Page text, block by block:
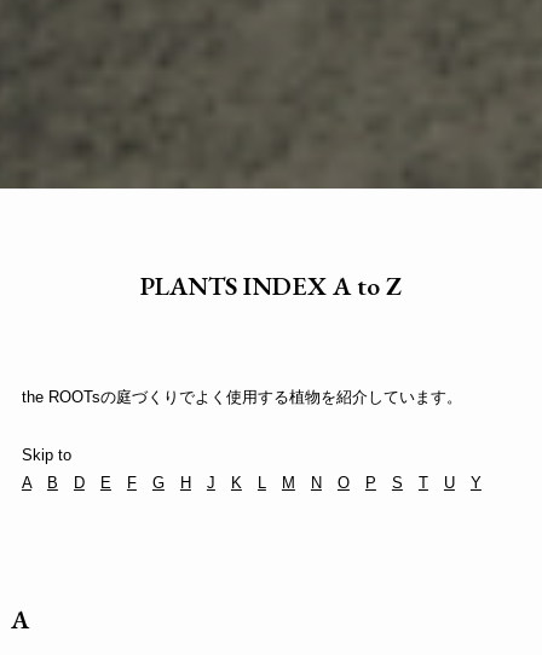
PLANTS INDEX A to Z
the ROOTsの庭づくりでよく使用する植物を紹介しています。
Skip to
A
B D E F G H J K L M N O P S T U Y
A